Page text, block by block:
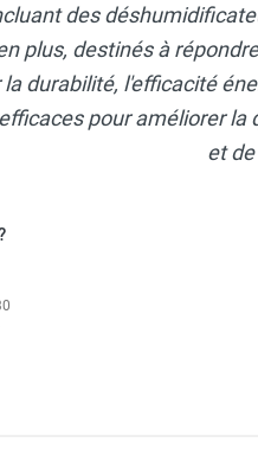
des
plus, destinés à
durabilité, l'efficacité
pour améliorer
et